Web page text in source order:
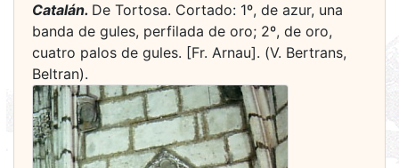
Catalán. De Tortosa. Cortado: 1º, de azur, una
banda de gules, perfilada de oro; 2º, de oro,
cuatro palos de gules. [Fr. Arnau]. (V. Bertrans,
Beltran).